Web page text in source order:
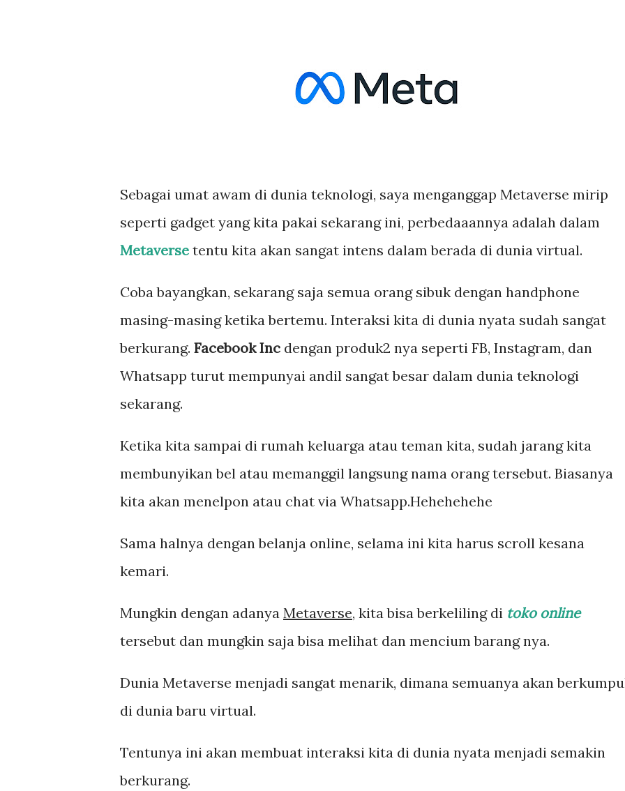
Sebagai umat awam di dunia teknologi, saya menganggap Metaverse mirip
seperti gadget yang kita pakai sekarang ini, perbedaaannya adalah dalam
Metaverse tentu kita akan sangat intens dalam berada di dunia virtual.
Coba bayangkan, sekarang saja semua orang sibuk dengan handphone
masing-masing ketika bertemu. Interaksi kita di dunia nyata sudah sangat
berkurang. Facebook Inc dengan produk2 nya seperti FB, Instagram, dan
Whatsapp turut mempunyai andil sangat besar dalam dunia teknologi
sekarang.
Ketika kita sampai di rumah keluarga atau teman kita, sudah jarang kita
membunyikan bel atau memanggil langsung nama orang tersebut. Biasanya
kita akan menelpon atau chat via Whatsapp.Hehehehehe
Sama halnya dengan belanja online, selama ini kita harus scroll kesana
kemari.
Mungkin dengan adanya Metaverse, kita bisa berkeliling di toko online
tersebut dan mungkin saja bisa melihat dan mencium barang nya.
Dunia Metaverse menjadi sangat menarik, dimana semuanya akan
di dunia baru virtual.
Tentunya ini akan membuat interaksi kita di dunia nyata menjadi semakin
berkurang.